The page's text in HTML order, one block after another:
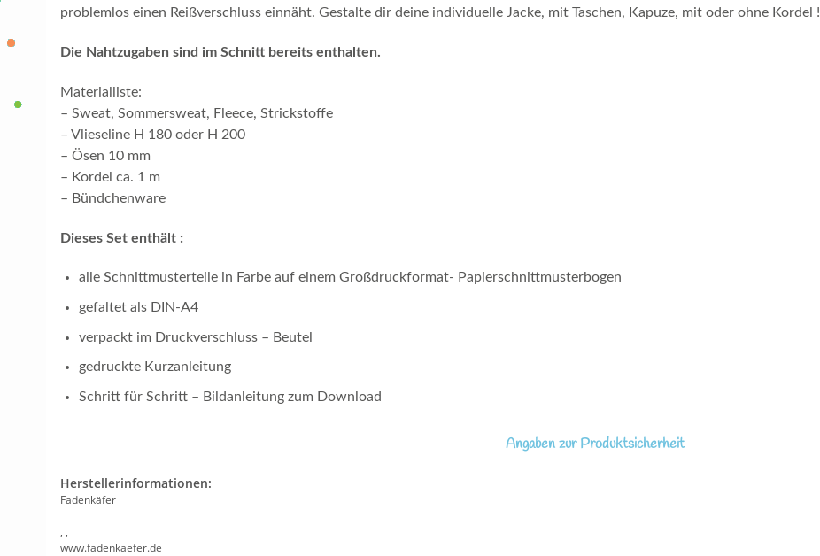
problemlos einen Reißverschluss einnäht. Gestalte dir deine individuelle Jacke, mit Taschen, Kapuze, mit oder ohne Kordel !
Die Nahtzugaben sind im Schnitt bereits enthalten.
Materialliste:
– Sweat, Sommersweat, Fleece, Strickstoffe
– Vlieseline H 180 oder H 200
– Ösen 10 mm
– Kordel ca. 1 m
– Bündchenware
Dieses Set enthält :
alle Schnittmusterteile in Farbe auf einem Großdruckformat- Papierschnittmusterbogen
gefaltet als DIN-A4
verpackt im Druckverschluss – Beutel
gedruckte Kurzanleitung
Schritt für Schritt – Bildanleitung zum Download
Angaben zur Produktsicherheit
Herstellerinformationen:
Fadenkäfer
, ,
www.fadenkaefer.de